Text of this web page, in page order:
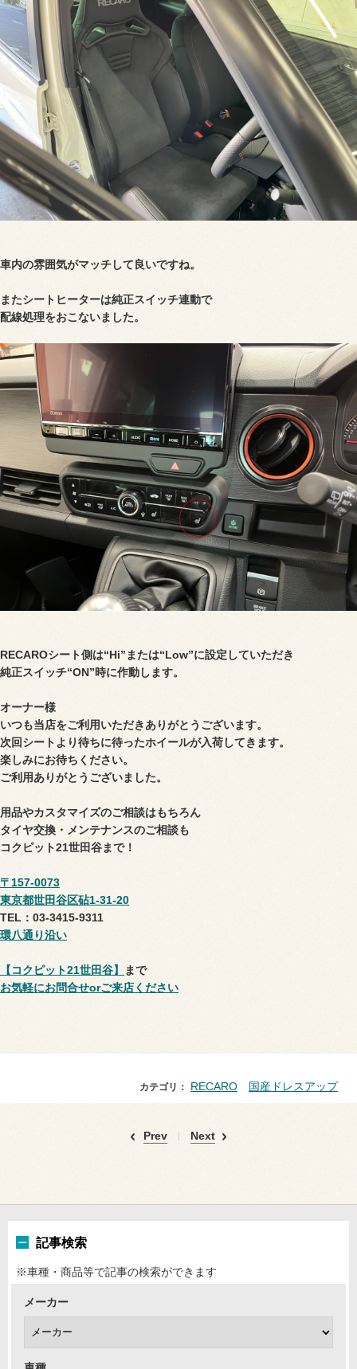
車内の雰囲気がマッチして良いですね。
またシートヒーターは純正スイッチ連動で
配線処理をおこないました。
RECAROシート側は“Hi”または“Low”に設定していただき
純正スイッチ“ON”時に作動します。
オーナー様
いつも当店をご利用いただきありがとうございます。
次回シートより待ちに待ったホイールが入荷してきます。
楽しみにお待ちください。
ご利用ありがとうございました。
用品やカスタマイズのご相談はもちろん
タイヤ交換・メンテナンスのご相談も
コクピット21世田谷まで！
〒157-0073
東京都世田谷区砧1-31-20
TEL：03-3415-9311
環八通り沿い
【コクピット21世田谷】
まで
お気軽にお問合せorご来店ください
カテゴリ： RECARO 国産ドレスアップ
Prev Next
記事検索
※車種・商品等で記事の検索ができます
メーカー